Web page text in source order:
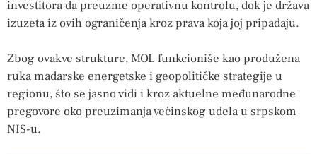
investitora da preuzme operativnu kontrolu, dok je država
izuzeta iz ovih ograničenja kroz prava koja joj pripadaju.
Zbog ovakve strukture, MOL funkcioniše kao produžena
ruka mađarske energetske i geopolitičke strategije u
regionu, što se jasno vidi i kroz aktuelne međunarodne
pregovore oko preuzimanja većinskog udela u srpskom
NIS-u.